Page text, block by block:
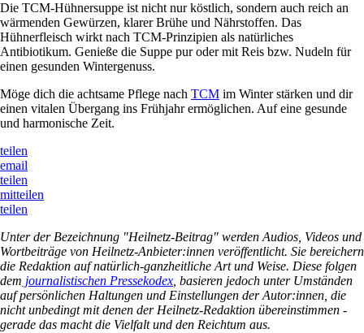
Die TCM-Hühnersuppe ist nicht nur köstlich, sondern auch reich an
wärmenden Gewürzen, klarer Brühe und Nährstoffen. Das
Hühnerfleisch wirkt nach TCM-Prinzipien als natürliches
Antibiotikum. Genieße die Suppe pur oder mit Reis bzw. Nudeln für
einen gesunden Wintergenuss.
Möge dich die achtsame Pflege nach TCM im Winter stärken und dir
einen vitalen Übergang ins Frühjahr ermöglichen. Auf eine gesunde
und harmonische Zeit.
teilen
email
teilen
mitteilen
teilen
Unter der Bezeichnung "Heilnetz-Beitrag" werden Audios, Videos und
Wortbeiträge von Heilnetz-Anbieter:innen veröffentlicht. Sie bereichern
die Redaktion auf natürlich-ganzheitliche Art und Weise. Diese folgen
dem journalistischen Pressekodex , basieren jedoch unter Umständen
auf persönlichen Haltungen und Einstellungen der Autor:innen, die
nicht unbedingt mit denen der Heilnetz-Redaktion übereinstimmen -
gerade das macht die Vielfalt und den Reichtum aus.